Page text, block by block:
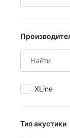
XLine
Тип акустики